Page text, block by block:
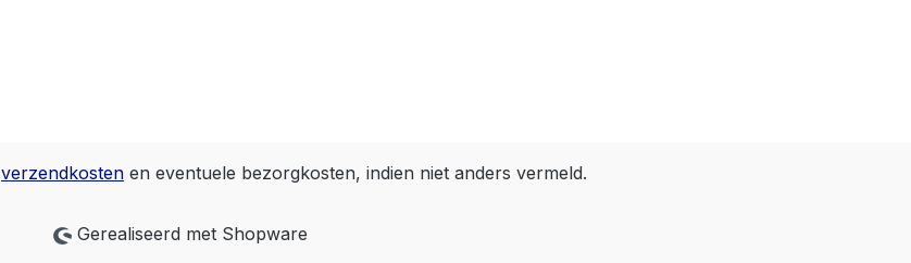
verzendkosten en eventuele bezorgkosten, indien niet anders vermeld.
Gerealiseerd met Shopware